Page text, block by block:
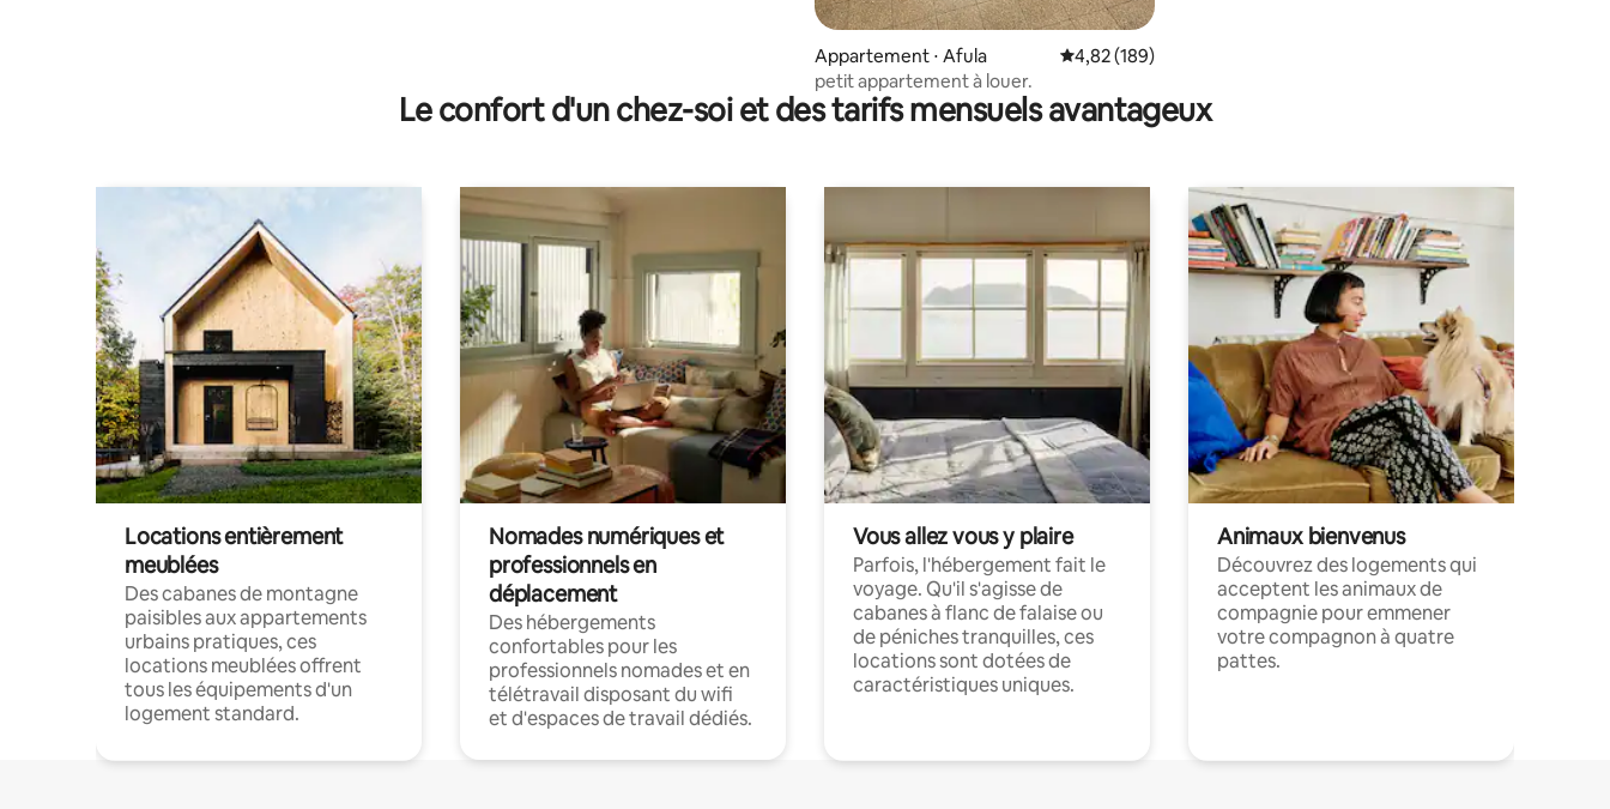
Appartement ⋅ Afula Évaluation moyenne sur la base de 189 commentaires : 4,82 sur 5
4,82 (189)
petit appartement à louer.
Le confort d'un chez-soi et des tarifs mensuels avantageux
Locations entièrement
meublées
Des cabanes de montagne
paisibles aux appartements
urbains pratiques, ces
locations meublées offrent
tous les équipements d'un
logement standard.
Nomades numériques et
professionnels en
déplacement
Des hébergements
confortables pour les
professionnels nomades et en
télétravail disposant du wifi
et d'espaces de travail dédiés.
Vous allez vous y plaire
Parfois, l'hébergement fait le
voyage. Qu'il s'agisse de
cabanes à flanc de falaise ou
de péniches tranquilles, ces
locations sont dotées de
caractéristiques uniques.
Animaux bienvenus
Découvrez des logements qui
acceptent les animaux de
compagnie pour emmener
votre compagnon à quatre
pattes.